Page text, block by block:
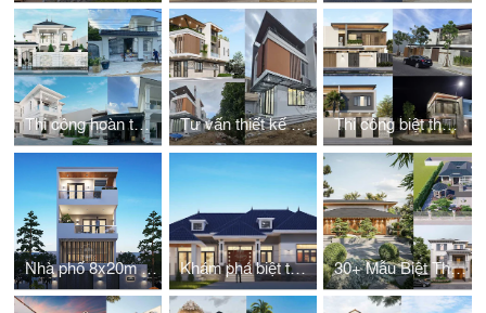
Thi công hoàn thiện biệt thự chữ L 2 tầng 10x14m 4 phòng ngủ Tư vấn thiết kế xây nhà 2 tầng 1 tum 6x15m hiện đại, tiện nghi Thi công biệt thự 2 tầng 3 phòng ngủ chi phí hợp lý
Nhà phố 8x20m 3 tầng 1 tum – giải pháp tối ưu diện tích Khám phá biệt thự sân vườn 850m2 1 tầng mái Nhật đẹp 30+ Mẫu Biệt Thự Kiểu Nhật Đẹp Nhất Năm 2024